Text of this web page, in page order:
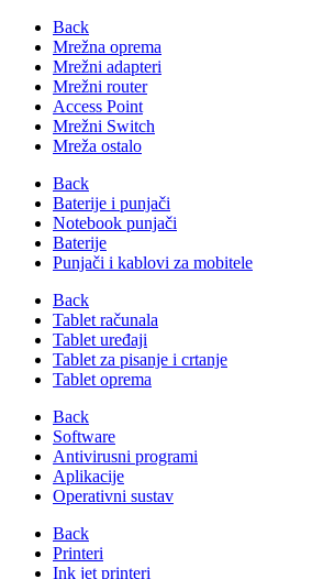
Back
Mrežna oprema
Mrežni adapteri
Mrežni router
Access Point
Mrežni Switch
Mreža ostalo
Back
Baterije i punjači
Notebook punjači
Baterije
Punjači i kablovi za mobitele
Back
Tablet računala
Tablet uređaji
Tablet za pisanje i crtanje
Tablet oprema
Back
Software
Antivirusni programi
Aplikacije
Operativni sustav
Back
Printeri
Ink jet printeri